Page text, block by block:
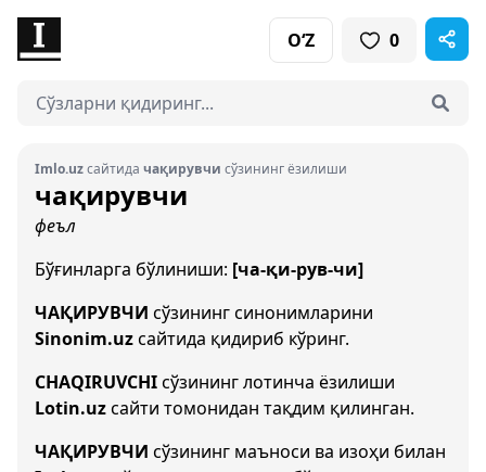
O‘Z 0
Imlo.uzсайтида чақирувчи сўзининг ёзилиши
чақирувчи
феъл
Бўғинларга бўлиниши: [ча-қи-рув-чи]
ЧАҚИРУВЧИ сўзининг синонимларини
Sinonim.uzсайтида қидириб кўринг.
CHAQIRUVCHIсўзининг лотинча ёзилиши
Lotin.uzсайти томонидан тақдим қилинган.
ЧАҚИРУВЧИ сўзининг маъноси ва изоҳи билан